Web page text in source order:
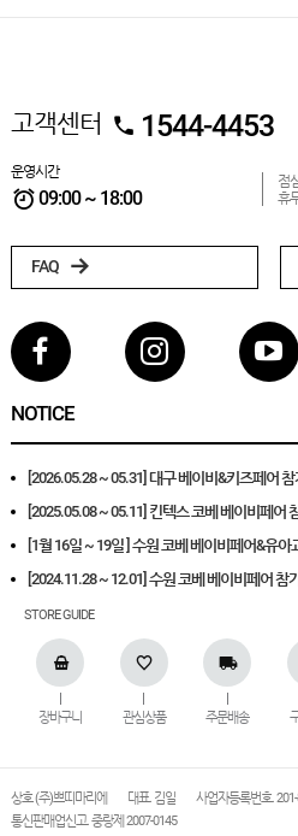
고객센터 1544-4453
운영시간
09:00 ~ 18:00
점
휴
FAQ
NOTICE
[2026.05.28 ~ 05.31] 대구 베이비&키즈페어 참
[2025.05.08 ~ 05.11] 킨텍스 코베 베이비페어
[1월 16일 ~ 19일 ] 수원 코베 베이비페어&유아
[2024.11.28 ~ 12.01] 수원 코베 베이비페어 참
STORE GUIDE
장바구니 관심상품 주문배송
상호 (주)쁘띠마리에 대표. 김일
사업자등록번호.
통신판매업신고. 중랑제 2007-0145